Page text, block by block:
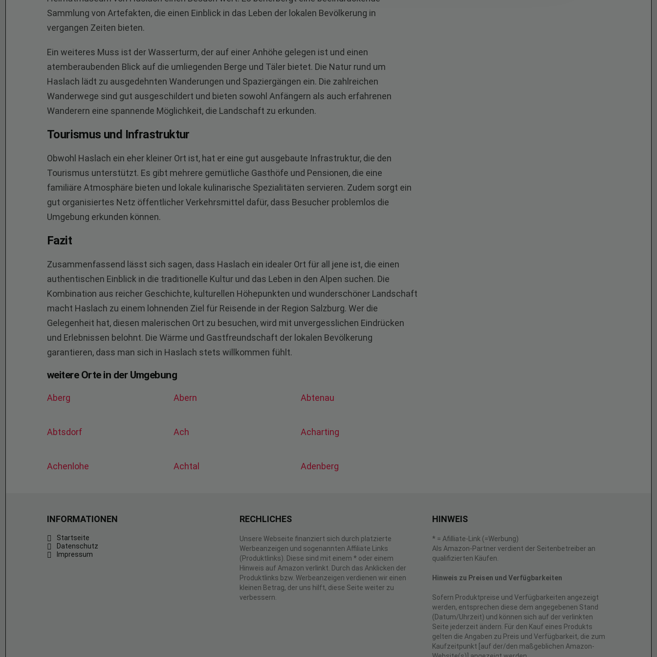
Sammlung von Artefakten, die einen Einblick in das Leben der lokalen Bevölkerung in
vergangen Zeiten bieten.
Ein weiteres Muss ist der Wasserturm, der auf einer Anhöhe gelegen ist und einen
atemberaubenden Blick auf die umliegenden Berge und Täler bietet. Die Natur rund um
Haslach lädt zu ausgedehnten Wanderungen und Spaziergängen ein. Die zahlreichen
Wanderwege sind gut ausgeschildert und bieten sowohl Anfängern als auch erfahrenen
Wanderern eine spannende Möglichkeit, die Landschaft zu erkunden.
Tourismus und Infrastruktur
Obwohl Haslach ein eher kleiner Ort ist, hat er eine gut ausgebaute Infrastruktur, die den
Tourismus unterstützt. Es gibt mehrere gemütliche Gasthöfe und Pensionen, die eine
familiäre Atmosphäre bieten und lokale kulinarische Spezialitäten servieren. Zudem sorgt ein
gut organisiertes Netz öffentlicher Verkehrsmittel dafür, dass Besucher problemlos die
Umgebung erkunden können.
Fazit
Zusammenfassend lässt sich sagen, dass Haslach ein idealer Ort für all jene ist, die einen
authentischen Einblick in die traditionelle Kultur und das Leben in den Alpen suchen. Die
Kombination aus reicher Geschichte, kulturellen Höhepunkten und wunderschöner Landschaft
macht Haslach zu einem lohnenden Ziel für Reisende in der Region Salzburg. Wer die
Gelegenheit hat, diesen malerischen Ort zu besuchen, wird mit unvergesslichen Eindrücken
und Erlebnissen belohnt. Die Wärme und Gastfreundschaft der lokalen Bevölkerung
garantieren, dass man sich in Haslach stets willkommen fühlt.
weitere Orte in der Umgebung
Aberg Abern Abtenau
Abtsdorf Ach Acharting
Achenlohe Achtal Adenberg
INFORMATIONEN
Startseite
Datenschutz
Impressum
RECHLICHES
Unsere Webseite finanziert sich durch platzierte
Werbeanzeigen und sogenannten Affiliate Links
(Produktlinks). Diese sind mit einem * oder einem
Hinweis auf Amazon verlinkt. Durch das Anklicken der
Produktlinks bzw. Werbeanzeigen verdienen wir einen
kleinen Betrag, der uns hilft, diese Seite weiter zu
verbessern.
HINWEIS
* = Afilliate-Link (=Werbung)
Als Amazon-Partner verdient der Seitenbetreiber an
qualifizierten Käufen.
Hinweis zu Preisen und Verfügbarkeiten
Sofern Produktpreise und Verfügbarkeiten angezeigt
werden, entsprechen diese dem angegebenen Stand
(Datum/Uhrzeit) und können sich auf der verlinkten
Seite jederzeit ändern. Für den Kauf eines Produkts
gelten die Angaben zu Preis und Verfügbarkeit, die zum
Kaufzeitpunkt [auf der/den maßgeblichen Amazon-